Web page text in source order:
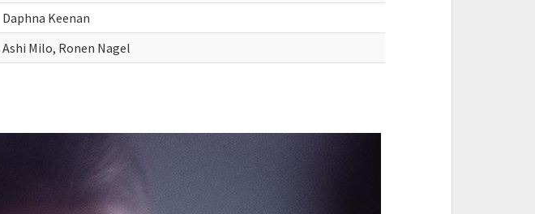
Daphna Keenan
Ashi Milo, Ronen Nagel